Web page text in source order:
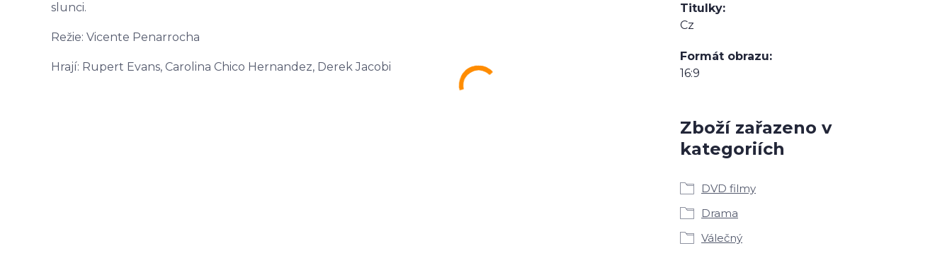
slunci.
Režie: Vicente Penarrocha
Hrají: Rupert Evans, Carolina Chico Hernandez, Derek Jacobi
Titulky
Cz
Formát obrazu
16:9
Zboží zařazeno v
kategoriích
DVD filmy
Drama
Válečný